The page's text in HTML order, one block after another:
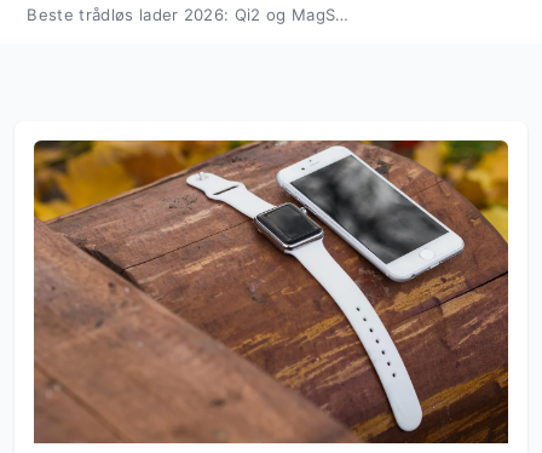
Beste trådløs lader 2026: Qi2 og MagSafe test